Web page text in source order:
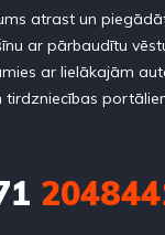
atrast un
ar pārbaudītu
ar lielākajām
tirdzniecības